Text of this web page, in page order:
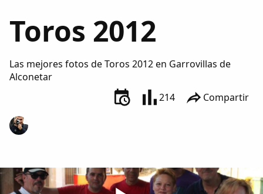
Periódico Alconétar
Idiosincrasia
Dichos
Toros 2012
Las mejores fotos de Toros 2012 en Garrovillas de
Alconetar
214
Compartir